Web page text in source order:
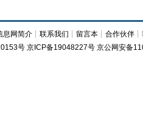
息网简介 ┊联系我们 ┊ 留言本 ┊合作伙伴 ┊
号 京ICP备19048227号 京公网安备